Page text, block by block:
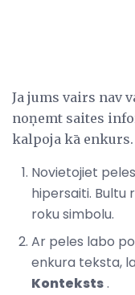
Ja jums vairs nav
noņemt saites
kalpoja kā enkurs.
Novietojiet
hipersaiti. Bultu
roku simbolu.
Ar peles labo
enkura teksta,
Konteksts.